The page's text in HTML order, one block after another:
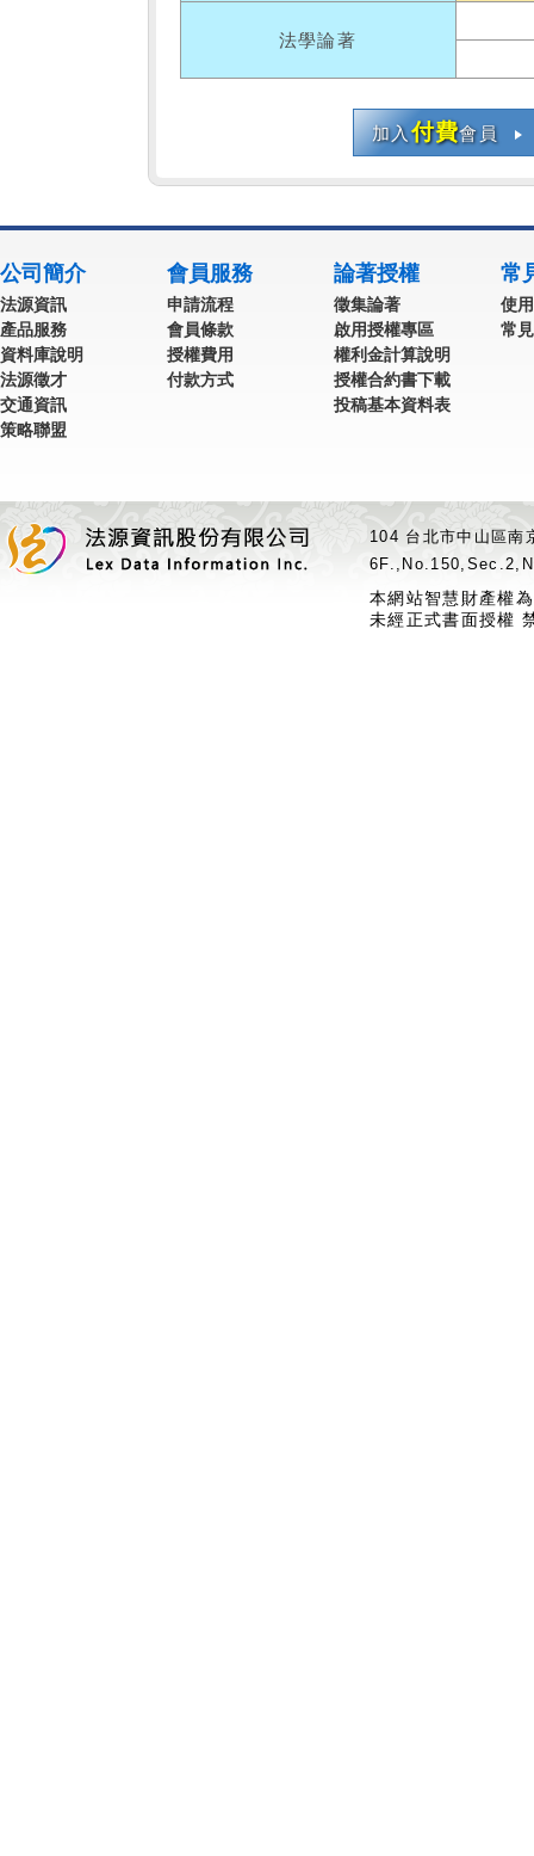
法學論著
加入付費會員
公司簡介
法源資訊
產品服務
資料庫說明
法源徵才
交通資訊
策略聯盟
會員服務
申請流程
會員條款
授權費用
付款方式
論著授權
徵集論著
啟用授權專區
權利金計算說明
授權合約書下載
投稿基本資料表
常
使
常
104 台北市中山區
本網站智慧財產權
未經正式書面授權